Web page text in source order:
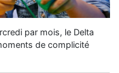
par mois, le Delta
de complicité